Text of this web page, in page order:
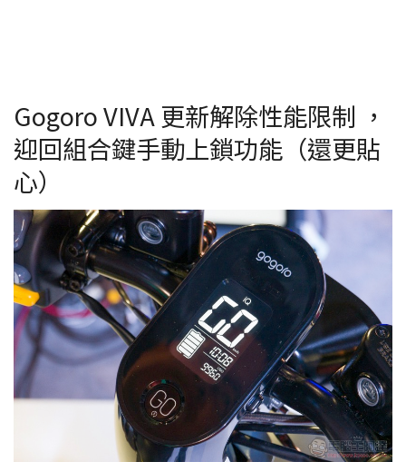
Gogoro VIVA 更新解除性能限制 ，
迎回組合鍵手動上鎖功能（還更貼
心）